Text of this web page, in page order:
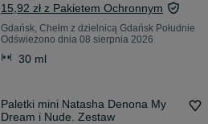
15,92 zł z Pakietem Ochronnym
Gdańsk, Chełm z dzielnicą Gdańsk Południe
Odświeżono dnia 08 sierpnia 2026
30 ml
Paletki mini Natasha Denona My
Dream i Nude. Zestaw